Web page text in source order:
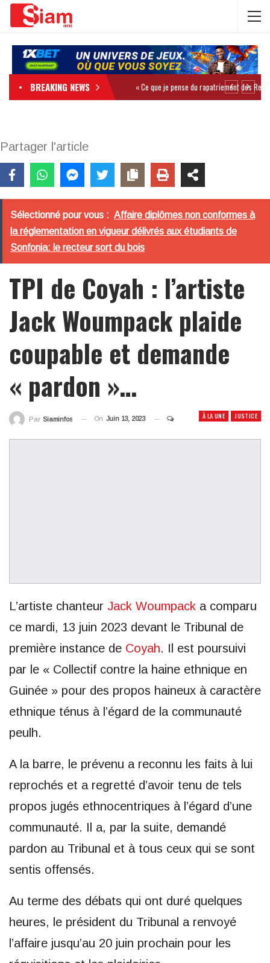
BREAKING NEWS
Partager l'article
Sélectionné pour vous : Affaire diplômes non conformes à
la réglementation en vigueur délivrés aux étudiants de
Sonfonia: le recteur sort du bois
TPI de Coyah : l’artiste
Jack Woumpack plaide
coupable et demande
« pardon »…
À LA UNE JUSTICE
Par Siaminfos On Juin 13, 2023
L’artiste chanteur Jack Woumpack a comparu
ce mardi, 13 juin 2023 devant le Tribunal de
première instance de Coyah. Il est poursuivi
par le « Collectif contre la haine ethnique en
Guinée » pour des propos haineux à caractère
ethnique ténus à l’égard de la communauté
peulh.
A la barre, le prévenu a reconnu les faits à lui
reprochés et a regretté d’avoir tenu de tels
propos jugés ethnocentriques à l’égard d’une
communauté. Il a, par la suite, demandé
pardon au Tribunal et à tous ceux qui se sont
sentis offensés.
Au terme des débats qui ont duré quelques
heures, le président du Tribunal a renvoyé
l’affaire jusqu’au 20 juin prochain pour les